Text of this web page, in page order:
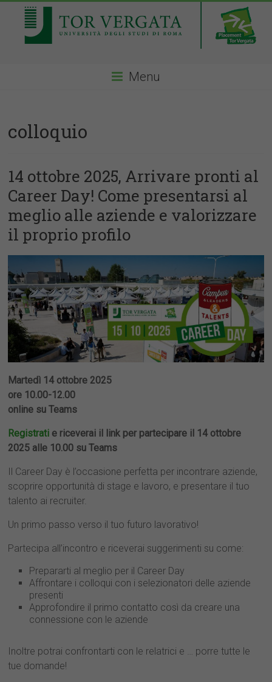
Menu
colloquio
14 ottobre 2025, Arrivare pronti al
Career Day! Come presentarsi al
meglio alle aziende e valorizzare
il proprio profilo
Martedì 14 ottobre 2025
ore 10.00-12.00
online su Teams
Registrati e riceverai il link per partecipare il 14 ottobre
2025 alle 10.00 su Teams
Il Career Day è l’occasione perfetta per incontrare aziende,
scoprire opportunità di stage e lavoro, e presentare il tuo
talento ai recruiter.
Un primo passo verso il tuo futuro lavorativo!
Partecipa all’incontro e riceverai suggerimenti su come:
Prepararti al meglio per il Career Day
Affrontare i colloqui con i selezionatori delle aziende
presenti
Approfondire il primo contatto così da creare una
connessione con le aziende
Inoltre potrai confrontarti con le relatrici e … porre tutte le
tue domande!